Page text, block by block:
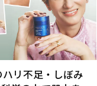
リ不足・しぼみ